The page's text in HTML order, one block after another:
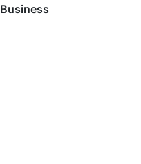
Business